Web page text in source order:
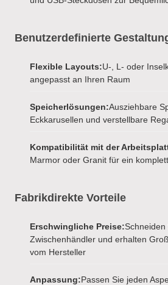
Benutzerdefinierte
Flexible Layouts:U-, L- oder
angepasst an Ihren Raum
Speicherlösungen:Ausziehbare
Eckkarusellen und verstellbare
Kompatibilität mit der
Marmor oder Granit für ein
Fabrikdirekte Vorteile
Erschwingliche Preise:Schneiden
Zwischenhändler und erhalten
vom Hersteller
Anpassung:Passen Sie jeden